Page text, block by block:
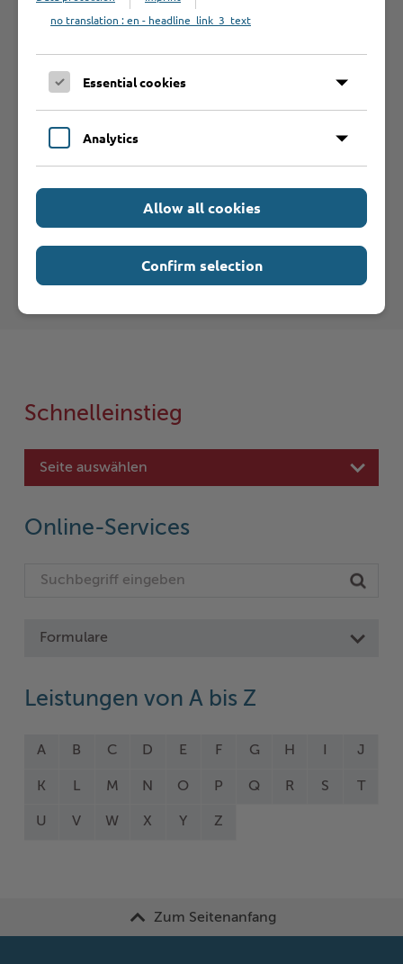
Kreis Stormarn - Bauverwaltung
Schnelleinstieg
Seite auswählen
Online-Services
Formulare
Leistungen von A bis Z
A B C D E F G H I J
K L M N O P Q R S
U V W X Y Z
Zum Seitenanfang
no translation : en - headline_link_3_text
Essential cookies
Analytics
Allow all cookies
Confirm selection